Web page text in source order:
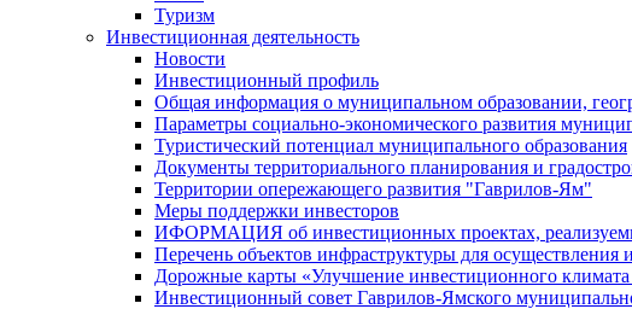
Туризм
Инвестиционная деятельность
Новости
Инвестиционный профиль
Общая информация о муниципальном образовании,
Параметры социально-экономического развития
Туристический потенциал муниципального образования
Документы территориального планирования и
Территории опережающего развития "Гаврилов-Ям"
Меры поддержки инвесторов
ИФОРМАЦИЯ об инвестиционных проектах,
Перечень объектов инфраструктуры для осуществления
Дорожные карты «Улучшение инвестиционного
Инвестиционный совет Гаврилов-Ямского